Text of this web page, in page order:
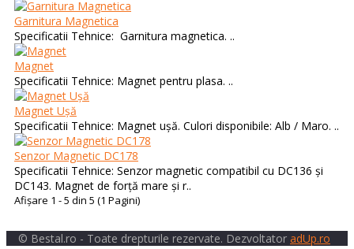
Garnitura Magnetica
Specificatii Tehnice: Garnitura magnetica. ..
Magnet
Specificatii Tehnice: Magnet pentru plasa. ..
Magnet Ușă
Specificatii Tehnice: Magnet ușă. Culori disponibile: Alb / Maro. ..
Senzor Magnetic DC178
Specificatii Tehnice: Senzor magnetic compatibil cu DC136 și
DC143. Magnet de forță mare și r..
Afişare 1 - 5 din 5 (1 Pagini)
© Bestal.ro - Toate drepturile rezervate. Dezvoltator adUp.ro